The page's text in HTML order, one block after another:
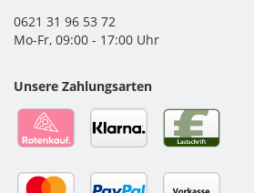
0621 31 96 53 72
Mo-Fr, 09:00 - 17:00 Uhr
Unsere Zahlungsarten